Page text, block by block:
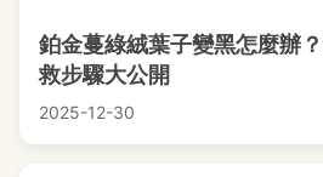
鉑金蔓綠絨葉子變黑怎麼辦
救步驟大公開
2025-12-30